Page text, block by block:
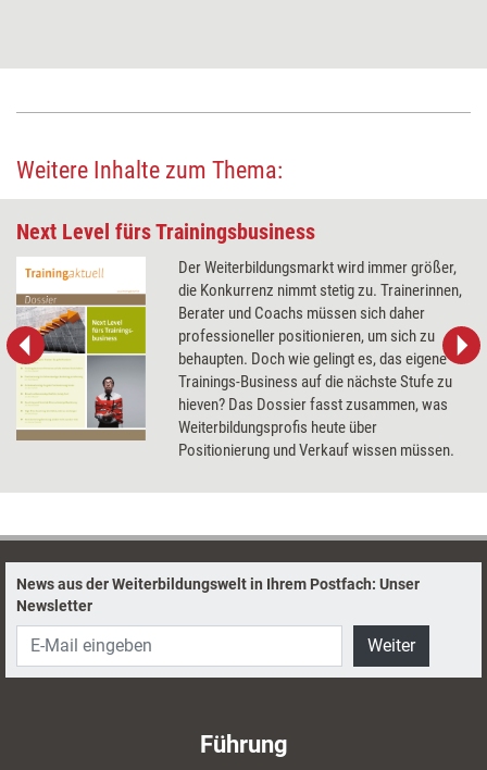
Weitere Inhalte zum Thema:
Next Level fürs Trainingsbusiness
Der Weiterbildungsmarkt wird immer größer,
die Konkurrenz nimmt stetig zu. Trainerinnen,
Berater und Coachs müssen sich daher
professioneller positionieren, um sich zu
behaupten. Doch wie gelingt es, das eigene
Trainings-Business auf die nächste Stufe zu
hieven? Das Dossier fasst zusammen, was
Weiterbildungsprofis heute über
Positionierung und Verkauf wissen müssen.
News aus der Weiterbildungswelt in Ihrem Postfach: Unser
Newsletter
Weiter
Führung